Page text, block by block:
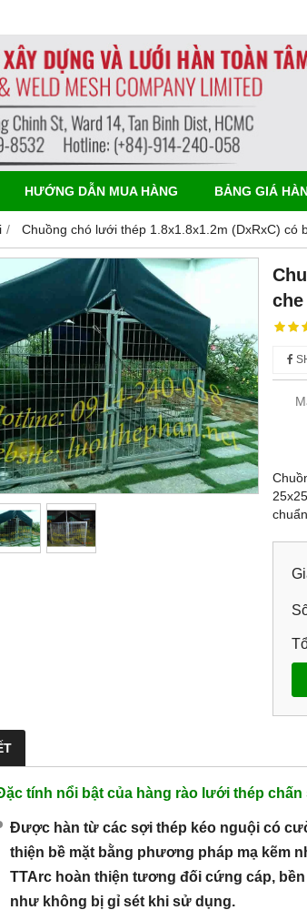
HƯỚNG DẪN MUA HÀNG BẢNG GIÁ
Chuồng chó lưới thép 1.8x1.8x1.2m (DxRxC) có
che
tính nổi bật của hàng rào lưới thép chấn
Được hàn từ các sợi thép kéo nguội có
thiện bề mặt bằng phương pháp mạ kẽm
TTArc hoàn thiện tương đối cứng cáp,
như không bị gỉ sét khi sử dụng.